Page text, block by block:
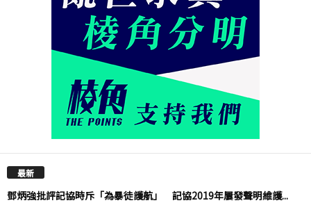
最新
鄧炳強批評記協時斥「為暴徒護航」 記協2019年屢發聲明維護...